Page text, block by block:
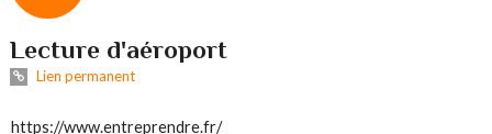
Lecture d'aéroport
Lien permanent
https://www.entreprendre.fr/